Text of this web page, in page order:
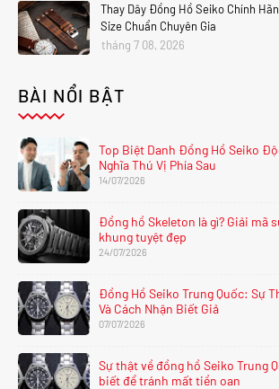
Thay Dây Đồng Hồ Seiko Chính
Size Chuẩn Chuyên Gia
tháng 7 08, 2026
BÀI NỔI BẬT
Top Biệt Danh Đồng Hồ Seiko
Nghĩa Thú Vị Phía Sau
14/07/2026
Đồng hồ Skeleton là gì? Giải mã
khung tuyệt đẹp
24/07/2026
Đồng Hồ Seiko Trung Quốc: Sự
Và Cách Nhận Biết Giả
07/07/2026
Sự thật về đồng hồ Seiko Trung
biết để tránh mất tiền oan